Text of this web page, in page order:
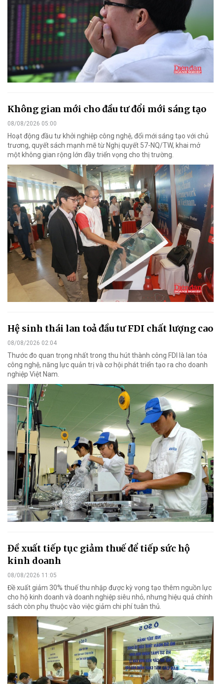
Không gian mới cho đầu tư đổi mới sáng tạo
08/08/2026 05:00
Hoạt động đầu tư khởi nghiệp công nghệ, đổi mới sáng tạo với chủ
trương, quyết sách mạnh mẽ từ Nghị quyết 57-NQ/TW, khai mở
một không gian rộng lớn đầy triển vọng cho thị trường.
Hệ sinh thái lan toả đầu tư FDI chất lượng cao
08/08/2026 02:04
Thước đo quan trọng nhất trong thu hút thành công FDI là lan tỏa
công nghệ, năng lực quản trị và cơ hội phát triển tạo ra cho doanh
nghiệp Việt Nam.
Đề xuất tiếp tục giảm thuế để tiếp sức hộ
kinh doanh
08/08/2026 11:05
Đề xuất giảm 30% thuế thu nhập được kỳ vọng tạo thêm nguồn lực
cho hộ kinh doanh và doanh nghiệp siêu nhỏ, nhưng hiệu quả chính
sách còn phụ thuộc vào việc giảm chi phí tuân thủ.